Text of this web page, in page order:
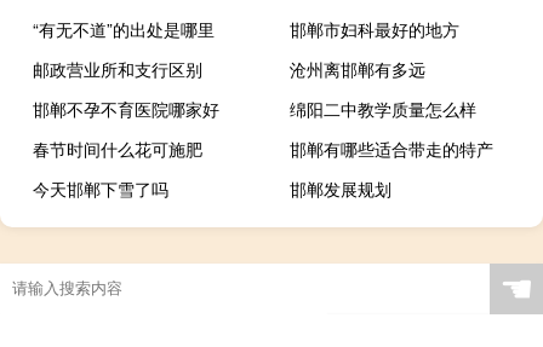
“有无不道”的出处是哪里
邯郸市妇科最好的地方
邮政营业所和支行区别
沧州离邯郸有多远
邯郸不孕不育医院哪家好
绵阳二中教学质量怎么样
春节时间什么花可施肥
邯郸有哪些适合带走的特产
今天邯郸下雪了吗
邯郸发展规划
☚